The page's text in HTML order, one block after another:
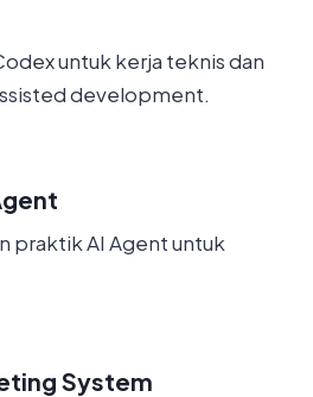
untuk kerja teknis dan
development.
praktik AI Agent untuk
System